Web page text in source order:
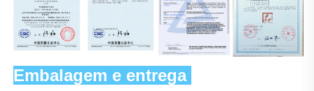
Embalagem e entrega